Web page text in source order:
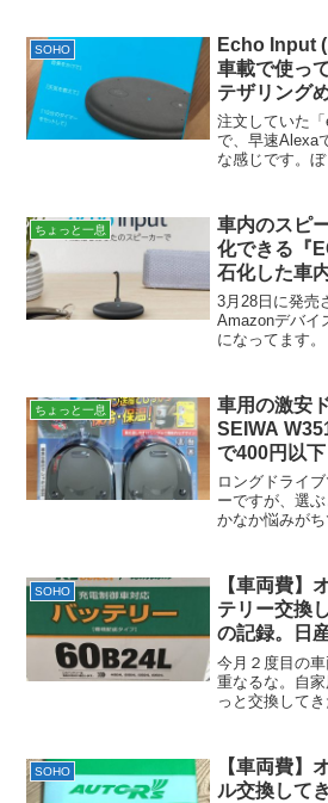
こなったので
わりました…。
して数日はかか
SOHO
Echo Input
車載で使っ
テザリング
じ？→簡単
注文していた
で、早速Alexa
な感じです。ぼ
ず、室内の
端子を通して
け...
ちょっと一息
車内のスピ
化できる『
石化した車
生き返らせ
3月28日に発売
Amazonデバイ
になってます。
ルに対応する
することで、
ちょっと一息
車用の激安
SEIWA
で400円以
較してみま
ロングドライ
ーですが、選
かなか悩みが
るのが精神衛
ました。助手
で、また安め
SOHO
【車両費】
テリー交換
の記録。日
ッテリーは
今月２度目の
重なるな。自
っと交換して
ティーダ。カ
で、何かして
リーとかを診
SOHO
【車両費】
ル交換して